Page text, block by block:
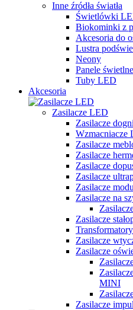
Inne źródła światła
Świetlówki
Biokominki z
Akcesoria do
Lustra
Neony
Panele
Tuby LED
Akcesoria
Zasilacze LED
Zasilacze
Wzmacniacze
Zasilacze
Zasilacze
Zasilacze
Zasilacze
Zasilacze
Zasilacze na
Zasilacze
Zasilacze
Zasilacze
MINI
Zasilacze